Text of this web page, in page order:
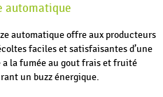
automatique
automatique offre aux producteurs
faciles et satisfaisantes d’une
a la fumée au gout frais et fruité
un buzz énergique.